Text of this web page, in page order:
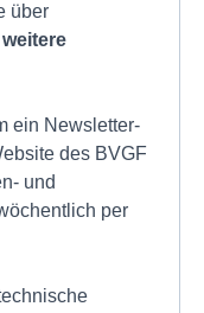
über
weitere
ein Newsletter-
des BVGF
und
per